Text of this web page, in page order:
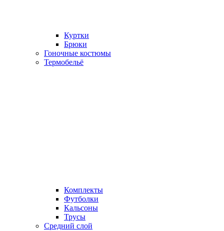
Куртки
Брюки
Гоночные костюмы
Термобельё
Комплекты
Футболки
Кальсоны
Трусы
Средний слой